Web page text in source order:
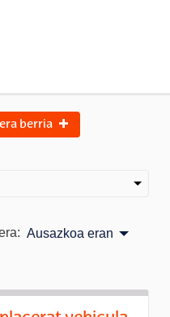
berria
Ausazkoa eran